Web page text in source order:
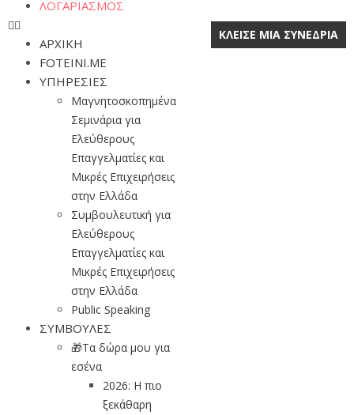
ΛΟΓΑΡΙΑΣΜΟΣ
ΑΡΧΙΚΗ
FOTEINI.ME
ΥΠΗΡΕΣΙΕΣ
Μαγνητοσκοπημένα
Σεμινάρια για
Ελεύθερους
Επαγγελματίες και
Μικρές Επιχειρήσεις
στην Ελλάδα
Συμβουλευτική για
Ελεύθερους
Επαγγελματίες και
Μικρές Επιχειρήσεις
στην Ελλάδα
Public Speaking
ΣΥΜΒΟΥΛΕΣ
🎁Τα δώρα μου για
εσένα
2026: Η πιο
ξεκάθαρη
ΚΛΕΙΣΕ ΜΙΑ ΣΥΝΕΔΡΙΑ